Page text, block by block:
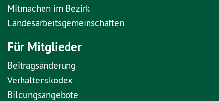
Mitmachen im Bezirk
Landesarbeitsgemeinschaften
Für Mitglieder
Beitragsänderung
Verhaltenskodex
Bildungsangebote